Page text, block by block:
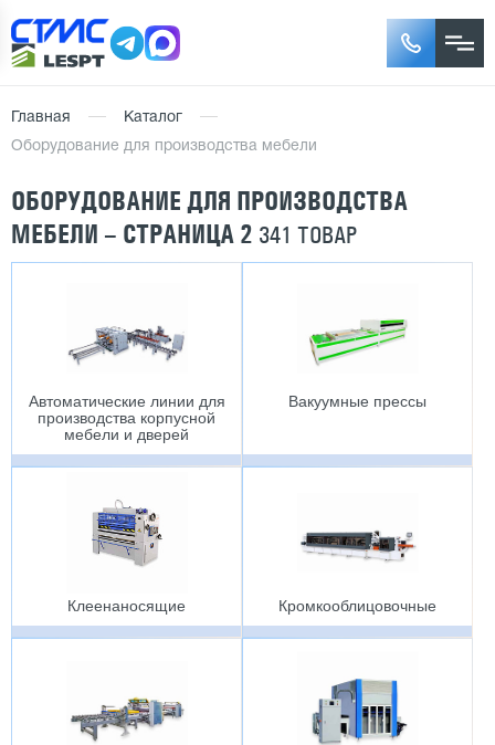
Главная
Каталог
Оборудование для производства мебели
ОБОРУДОВАНИЕ ДЛЯ ПРОИЗВОДСТВА
МЕБЕЛИ – СТРАНИЦА 2 341 ТОВАР
Автоматические линии для
производства корпусной
мебели и дверей
Вакуумные прессы
Клеенаносящие Кромкооблицовочные